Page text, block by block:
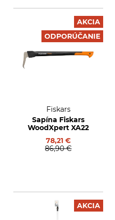
AKCIA
ODPORÚČANIE
Fiskars
Sapína Fiskars
WoodXpert XA22
78,21 €
86,90 €
AKCIA